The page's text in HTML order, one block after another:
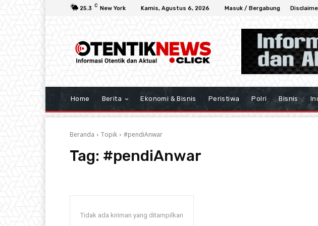
25.3 C New York Kamis, Agustus 6, 2026 Masuk / Bergabung
Home Berita Ekonomi & Bisnis Peristiwa Polri Bisnis
Beranda Topik #pendiAnwar
Tag: #pendiAnwar
Tidak ada kiriman yang ditampilkan